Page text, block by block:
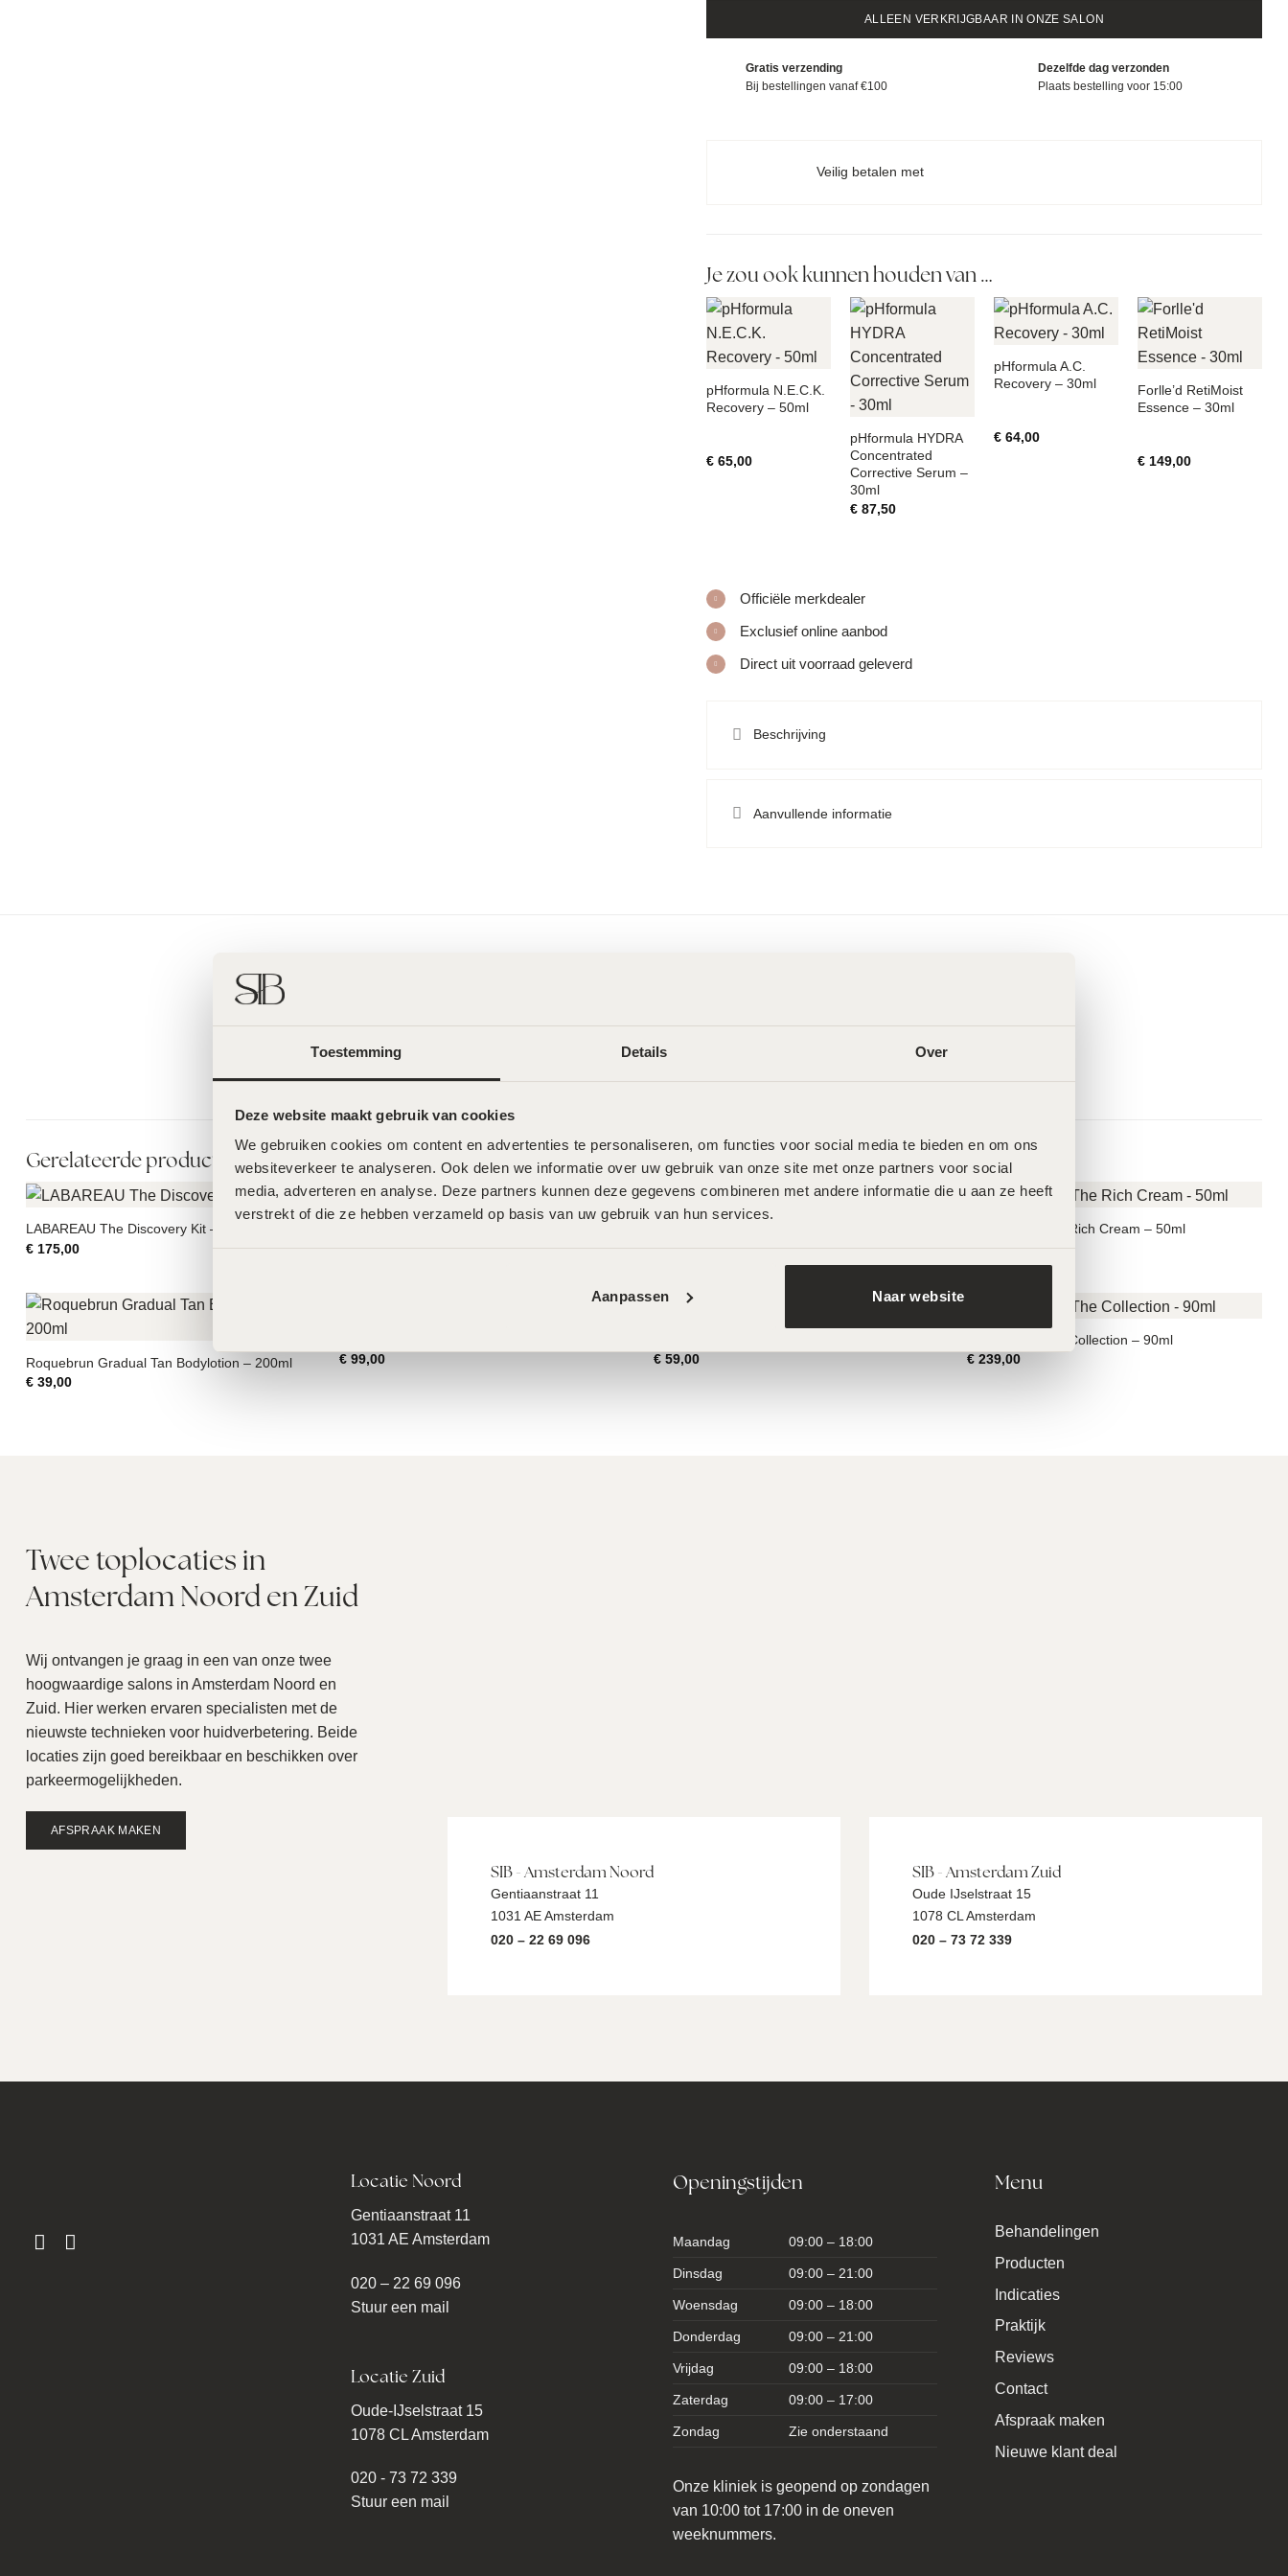
Toestemming Details Over
Deze website maakt gebruik van cookies
We gebruiken cookies om content en advertenties te personaliseren, om functies voor social media te bieden en om ons
websiteverkeer te analyseren. Ook delen we informatie over uw gebruik van onze site met onze partners voor social
media, adverteren en analyse. Deze partners kunnen deze gegevens combineren met andere informatie die u aan ze heeft
verstrekt of die ze hebben verzameld op basis van uw gebruik van hun services.
Aanpassen Naar website
ALLEEN VERKRIJGBAAR IN ONZE SALON
Gratis verzending
Bij bestellingen vanaf €100
Dezelfde dag verzonden
Plaats bestelling voor 15:00
Veilig betalen met
Je zou ook kunnen houden van …
pHformula N.E.C.K.
Recovery – 50ml
€65,00
pHformula HYDRA
Concentrated
Corrective Serum –
30ml
€87,50
pHformula A.C.
Recovery – 30ml
€64,00
Forlle’d RetiMoist
Essence – 30ml
€149,00
Officiële merkdealer
Exclusief online aanbod
Direct uit voorraad geleverd
Beschrijving
Aanvullende informatie
Gerelateerde producten
LABAREAU The Discovery Kit – 60ml
€175,00
€140,00
€189,00
LABAREAU The Rich Cream – 50ml
€119,00
Roquebrun Gradual Tan Bodylotion – 200ml
€39,00
€ 99,00
€59,00
LABAREAU The Collection – 90ml
€ 239,00
Twee toplocaties in
Amsterdam Noord en Zuid
Wij ontvangen je graag in een van onze twee
hoogwaardige salons in Amsterdam Noord en
Zuid. Hier werken ervaren specialisten met de
nieuwste technieken voor huidverbetering. Beide
locaties zijn goed bereikbaar en beschikken over
parkeermogelijkheden.
AFSPRAAK MAKEN
SIB - Amsterdam Noord
Gentiaanstraat 11
1031 AE Amsterdam
020 – 22 69 096
SIB - Amsterdam Zuid
Oude IJselstraat 15
1078 CL Amsterdam
020 – 73 72 339
Locatie Noord
Gentiaanstraat 11
1031 AE Amsterdam
020 – 22 69 096
Stuur een mail
Locatie Zuid
Oude-IJselstraat 15
1078 CL Amsterdam
020 - 73 72 339
Stuur een mail
Openingstijden
Maandag 09:00 – 18:00
Dinsdag 09:00 – 21:00
Woensdag 09:00 – 18:00
Donderdag 09:00 – 21:00
Vrijdag 09:00 – 18:00
Zaterdag 09:00 – 17:00
Zondag Zie onderstaand
Onze kliniek is geopend op zondagen
van 10:00 tot 17:00 in de oneven
weeknummers.
Menu
Behandelingen
Producten
Indicaties
Praktijk
Reviews
Contact
Afspraak maken
Nieuwe klant deal